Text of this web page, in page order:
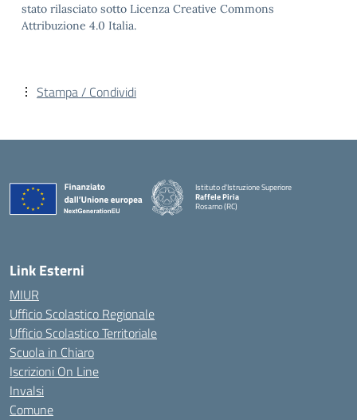
stato rilasciato sotto Licenza Creative Commons
Attribuzione 4.0 Italia.
Stampa / Condividi
Istituto d'Istruzione Superiore
Raffele Piria
Rosarno (RC)
Link Esterni
MIUR
Ufficio Scolastico Regionale
Ufficio Scolastico Territoriale
Scuola in Chiaro
Iscrizioni On Line
Invalsi
Comune